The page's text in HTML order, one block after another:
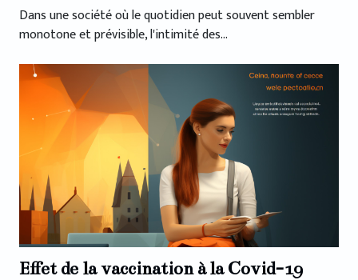
Dans une société où le quotidien peut souvent sembler
monotone et prévisible, l'intimité des...
Effet de la vaccination à la Covid-19